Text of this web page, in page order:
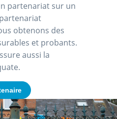
partenariat sur un
obtenons des
et probants.
aussi la